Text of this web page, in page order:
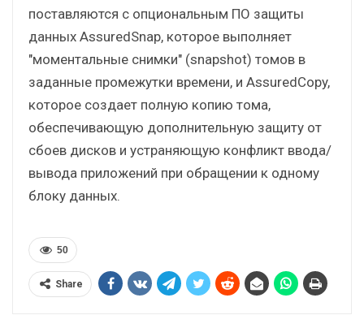
поставляются с опциональным ПО защиты
данных AssuredSnap, которое выполняет
"моментальные снимки" (snapshot) томов в
заданные промежутки времени, и AssuredCopy,
которое создает полную копию тома,
обеспечивающую дополнительную защиту от
сбоев дисков и устраняющую конфликт ввода/
вывода приложений при обращении к одному
блоку данных.
50
Share